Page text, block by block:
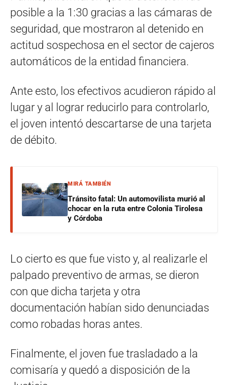
posible a la 1:30 gracias a las cámaras de
seguridad, que mostraron al detenido en
actitud sospechosa en el sector de cajeros
automáticos de la entidad financiera.
Ante esto, los efectivos acudieron rápido al
lugar y al lograr reducirlo para controlarlo,
el joven intentó descartarse de una tarjeta
de débito.
MIRÁ TAMBIÉN
Tránsito fatal: Un automovilista murió al
chocar en la ruta entre Colonia Tirolesa
y Córdoba
Lo cierto es que fue visto y, al realizarle el
palpado preventivo de armas, se dieron
con que dicha tarjeta y otra
documentación habían sido denunciadas
como robadas horas antes.
Finalmente, el joven fue trasladado a la
comisaría y quedó a disposición de la